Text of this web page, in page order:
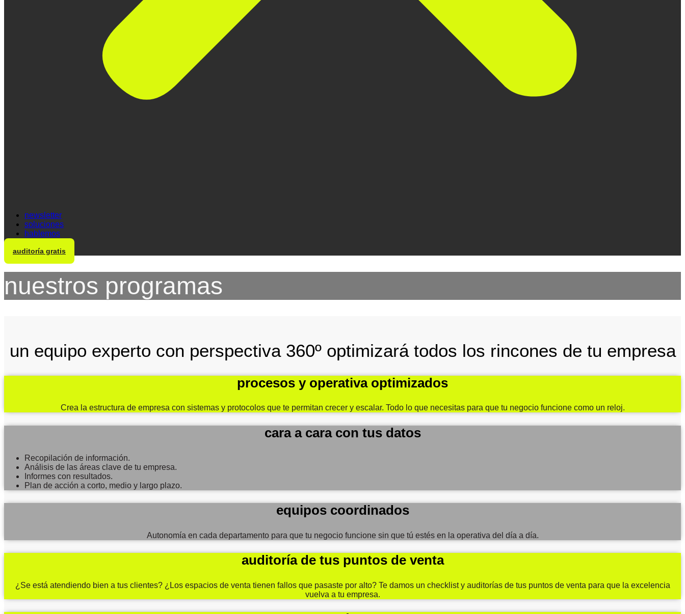
newsletter
soluciones
hablemos
auditoría gratis
nuestros programas
un equipo experto con perspectiva 360º optimizará todos los rincones de tu empresa
procesos y operativa optimizados
Crea la estructura de empresa con sistemas y protocolos que te permitan crecer y escalar. Todo lo que necesitas para que tu negocio funcione como un reloj.
cara a cara con tus datos
Recopilación de información.
Análisis de las áreas clave de tu empresa.
Informes con resultados.
Plan de acción a corto, medio y largo plazo.
equipos coordinados
Autonomía en cada departamento para que tu negocio funcione sin que tú estés en la operativa del día a día.
auditoría de tus puntos de venta
¿Se está atendiendo bien a tus clientes? ¿Los espacios de venta tienen fallos que pasaste por alto? Te damos un checklist y auditorías de tus puntos de venta para que la excelencia
vuelva a tu empresa.